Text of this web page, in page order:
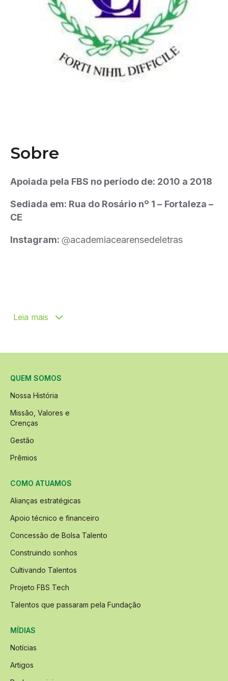
Sobre
Apoiada pela FBS no período de: 2010 a 2018
Sediada em: Rua do Rosário nº 1 – Fortaleza –
CE
Instagram: @academiacearensedeletras
Leia mais
QUEM SOMOS
Nossa História
Missão, Valores e
Crenças
Gestão
Prêmios
COMO ATUAMOS
Alianças estratégicas
Apoio técnico e financeiro
Concessão de Bolsa Talento
Construindo sonhos
Cultivando Talentos
Projeto FBS Tech
Talentos que passaram pela Fundação
MÍDIAS
Notícias
Artigos